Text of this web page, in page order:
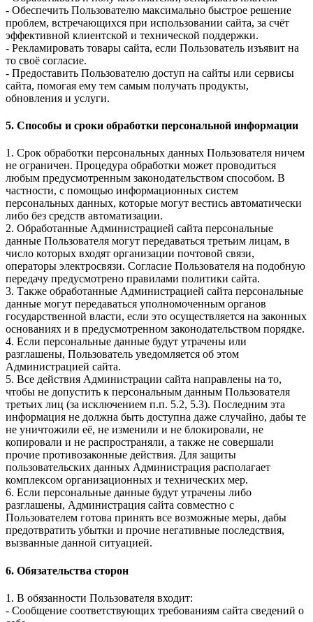
- Обеспечить Пользователю максимально быстрое решение
проблем, встречающихся при использовании сайта, за счёт
эффективной клиентской и технической поддержки.
- Рекламировать товары сайта, если Пользователь изъявит на
то своё согласие.
- Предоставить Пользователю доступ на сайты или сервисы
сайта, помогая ему тем самым получать продукты,
обновления и услуги.
5. Способы и сроки обработки персональной информации
1. Срок обработки персональных данных Пользователя ничем
не ограничен. Процедура обработки может проводиться
любым предусмотренным законодательством способом. В
частности, с помощью информационных систем
персональных данных, которые могут вестись автоматически
либо без средств автоматизации.
2. Обработанные Администрацией сайта персональные
данные Пользователя могут передаваться третьим лицам, в
число которых входят организации почтовой связи,
операторы электросвязи. Согласие Пользователя на подобную
передачу предусмотрено правилами политики сайта.
3. Также обработанные Администрацией сайта персональные
данные могут передаваться уполномоченным органов
государственной власти, если это осуществляется на законных
основаниях и в предусмотренном законодательством порядке.
4. Если персональные данные будут утрачены или
разглашены, Пользователь уведомляется об этом
Администрацией сайта.
5. Все действия Администрации сайта направлены на то,
чтобы не допустить к персональным данным Пользователя
третьих лиц (за исключением п.п. 5.2, 5.3). Последним эта
информация не должна быть доступна даже случайно, дабы те
не уничтожили её, не изменили и не блокировали, не
копировали и не распространяли, а также не совершали
прочие противозаконные действия. Для защиты
пользовательских данных Администрация располагает
комплексом организационных и технических мер.
6. Если персональные данные будут утрачены либо
разглашены, Администрация сайта совместно с
Пользователем готова принять все возможные меры, дабы
предотвратить убытки и прочие негативные последствия,
вызванные данной ситуацией.
6. Обязательства сторон
1. В обязанности Пользователя входит:
- Сообщение соответствующих требованиям сайта сведений о